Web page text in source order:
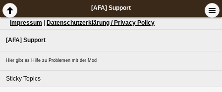
[AFA] Support
Impressum Datenschutzerklärung / Privacy Policy
[AFA] Support
Hier gibt es Hilfe zu Problemen mit der Mod
Sticky Topics